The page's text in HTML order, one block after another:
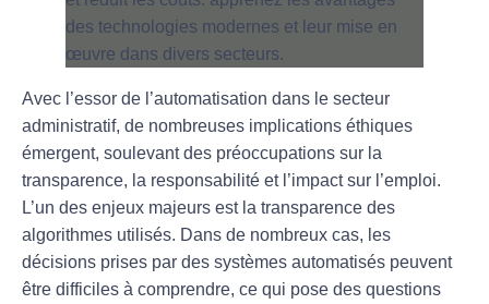
Avec l’essor de l’automatisation dans le secteur
administratif, de nombreuses implications éthiques
émergent, soulevant des préoccupations sur la
transparence, la responsabilité et l’impact sur l’emploi.
L’un des enjeux majeurs est la transparence des
algorithmes utilisés. Dans de nombreux cas, les
décisions prises par des systèmes automatisés peuvent
être difficiles à comprendre, ce qui pose des questions